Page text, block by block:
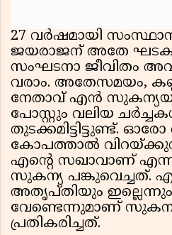
27 വർഷമായി സംസ്ഥാന
ജയരാജന് അതേ
സംഘടനാ ജീവിതം
വരാം. അതേസമയം,
നേതാവ് എൻ
പോസ്റ്റും വലിയ
തുടക്കമിട്ടിട്ടുണ്ട്.
കോപത്താല്‍
എന്‍റെ സഖാവാണ്
സുകന്യ പങ്കുവെച്ചത്.
അതൃപ്തിയും ഇല്ലെന്നും
വേണ്ടെന്നുമാണ്
പ്രതികരിച്ചത്.